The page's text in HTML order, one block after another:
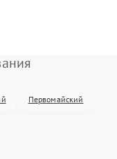
Первомайский